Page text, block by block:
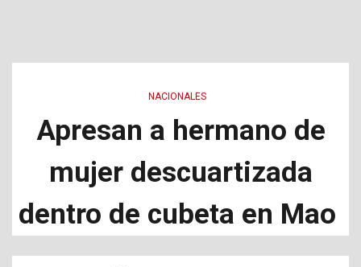
NACIONALES
Apresan a hermano de
mujer descuartizada
dentro de cubeta en Mao